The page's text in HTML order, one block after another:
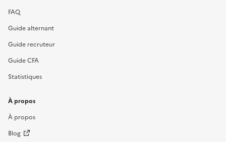
FAQ
Guide alternant
Guide recruteur
Guide CFA
Statistiques
À propos
À propos
Blog